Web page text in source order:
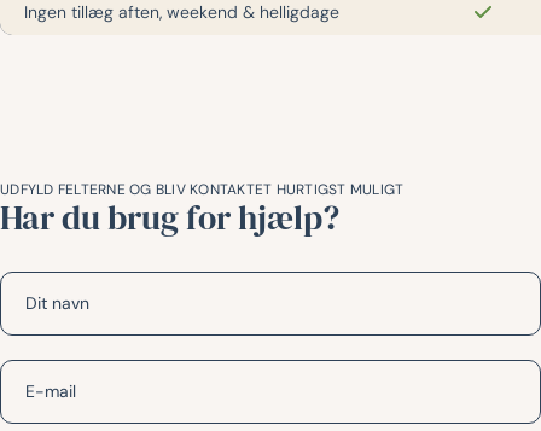
Ingen tillæg aften, weekend & helligdage
UDFYLD FELTERNE OG BLIV KONTAKTET HURTIGST MULIGT
Har du brug for hjælp?
Navn
E-
mail
*